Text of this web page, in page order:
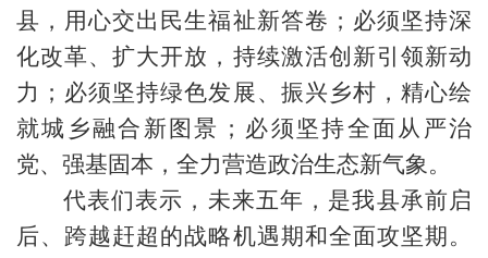
县，用心交出民生福祉新答卷；必须坚持深
化改革、扩大开放，持续激活创新引领新动
力；必须坚持绿色发展、振兴乡村，精心绘
就城乡融合新图景；必须坚持全面从严治
党、强基固本，全力营造政治生态新气象。
代表们表示，未来五年，是我县承前启
后、跨越赶超的战略机遇期和全面攻坚期。